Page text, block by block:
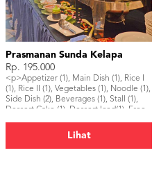
Prasmanan Sunda Kelapa
Rp. 195.000
<p>Appetizer (1), Main Dish (1), Rice I
(1), Rice II (1), Vegetables (1), Noodle (1),
Side Dish (2), Beverages (1), Stall (1),
Dessert Cake (1), Dessert Iced(1), Free
Lihat